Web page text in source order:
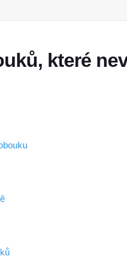
které